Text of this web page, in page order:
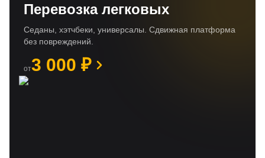
Перевозка легковых
Седаны, хэтчбеки, универсалы. Сдвижная платформа
без повреждений.
от3 000 ₽